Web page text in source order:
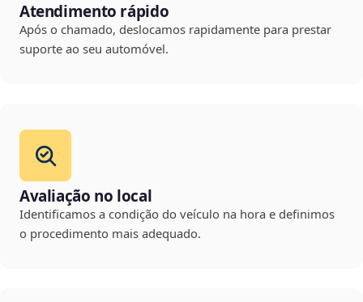
Atendimento rápido
Após o chamado, deslocamos rapidamente para prestar
suporte ao seu automóvel.
Avaliação no local
Identificamos a condição do veículo na hora e definimos
o procedimento mais adequado.